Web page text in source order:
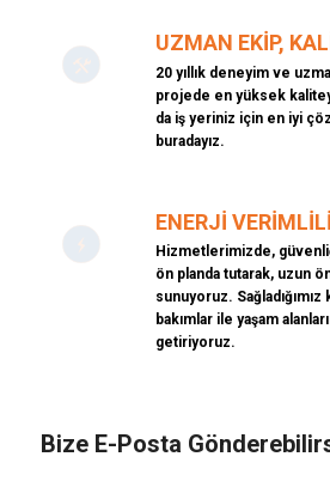
UZMAN EKIP,
20 yıllık deneyim ve
projede en yüksek
da iş yeriniz için en iyi
buradayız.
ENERJI
Hizmetlerimizde,
ön planda tutarak, uzun
sunuyoruz.
bakımlar ile yaşam
getiriyoruz.
Bize E-Posta